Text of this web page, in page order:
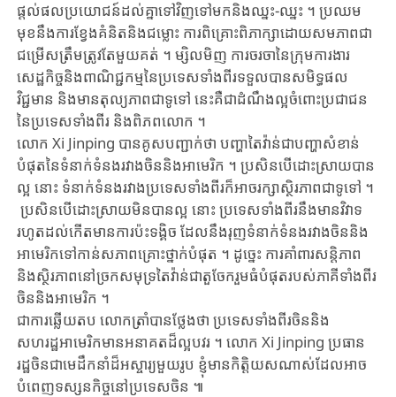
ផ្តល់​ផល​ប្រយោជន៍​ដល់​គ្នា​ទៅវិញទៅមក​និង​ឈ្នះ-ឈ្នះ​ ។ ប្រឈម​
មុខ​នឹង​ការ​ខ្វែង​គំនិត​និង​ជម្លោះ​ ការ​ពិគ្រោះពិភាក្សា​ដោ​យ​សមភាព​ជា​
ជម្រើស​ត្រឹមត្រូវ​តែ​មួយ​គត់ ។ ម្សិលមិញ ការចរចា​នៃ​ក្រុម​ការងារ​
សេដ្ឋកិច្ច​និង​ពាណិជ្ជកម្មនៃ​ប្រទេស​ទាំង​ពីរទទួល​​បាន​សមិទ្ធផល
វិជ្ជមាន ​និង​មាន​តុល្យភាពជា​ទូទៅ នេះគឺជា​​ដំណឹង​ល្អ​ចំពោះ​​ប្រជាជន​
នៃ​ប្រទេសទាំង​ពីរ និង​ពិភពលោក ។
លោក Xi ​Jinping ​បានគូសបញ្ជាក់ថា ​បញ្ហាតៃវ៉ាន់ជា​បញ្ហាសំខាន់​
បំផុតនៃ​ទំនាក់ទំនង​រវាងចិន​និងអាមេរិក ​។ ប្រសិនបើ​ដោះស្រាយ​បាន
ល្អ នោះ​ ទំនាក់ទំនង​រវាងប្រទេស​ទាំងពីរ​ក៏អាចរក្សាស្ថិរភាព​ជាទូទៅ ។​
ប្រសិនបើ​ដោះស្រាយមិនបានល្អ​ នោះ​ ប្រទេសទាំងពីរ​នឹងមានវិវាទ​
រហូតដល់​កើតមាន​ការប៉ះទង្គិច ​ដែលនឹងរុញ​ទំនាក់ទំនង​រវាងចិន​និង
អាមេរិក​ទៅកាន់​សភាពគ្រោះថ្នាក់​បំផុត​ ។ ដូច្នេះ ​ការគាំពារសន្តិភាព​
និងស្ថិរភាពនៅ​ច្រកសមុទ្រតៃ​វ៉ាន់ជា​តួចែក​រួមធំបំផុត​របស់​ភាគីទាំងពីរ​
ចិននិងអាមេរិក ។
ជាការឆ្លើយតប ​លោកត្រាំបាន​ថ្លែងថា ​ប្រទេសទាំងពីរ​ចិននិង​
សហរដ្ឋអាមេរិក​មានអនាគត​ដ៏ល្អបវរ ។ ​លោក​ Xi ​Jinping ​ប្រធាន
រដ្ឋចិនជា​មេដឹកនាំដ៏​អស្ចារ្យ​មួយរូប​ ខ្ញុំមានកិត្តិយស​ណាស់ដែល​អាច​
បំពេញ​ទស្សនកិច្ចនៅ​ប្រទេសចិន ៕